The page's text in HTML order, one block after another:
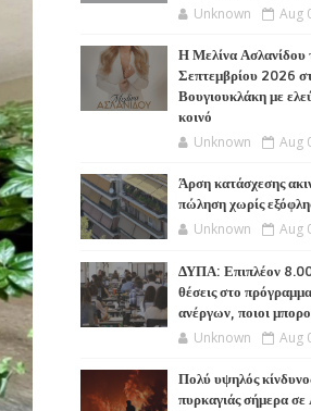
Unknown Aug
Η Μελίνα Ασλανίδου
Σεπτεμβρίου 2026
Βουγιουκλάκη με
κοινό
Unknown Aug
Άρση κατάσχεσης
πώληση χωρίς
Unknown Aug
ΔΥΠΑ: Επιπλέον
θέσεις στο
ανέργων, ποιοι
Unknown Aug
Πολύ υψηλός
πυρκαγιάς σήμερα